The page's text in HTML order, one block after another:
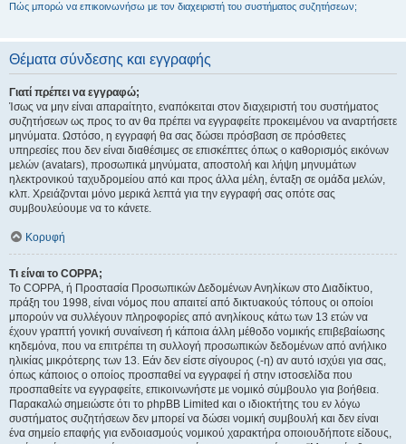
Πώς μπορώ να επικοινωνήσω με τον διαχειριστή του συστήματος συζητήσεων;
Θέματα σύνδεσης και εγγραφής
Γιατί πρέπει να εγγραφώ;
Ίσως να μην είναι απαραίτητο, εναπόκειται στον διαχειριστή του συστήματος
συζητήσεων ως προς το αν θα πρέπει να εγγραφείτε προκειμένου να αναρτήσετε
μηνύματα. Ωστόσο, η εγγραφή θα σας δώσει πρόσβαση σε πρόσθετες
υπηρεσίες που δεν είναι διαθέσιμες σε επισκέπτες όπως ο καθορισμός εικόνων
μελών (avatars), προσωπικά μηνύματα, αποστολή και λήψη μηνυμάτων
ηλεκτρονικού ταχυδρομείου από και προς άλλα μέλη, ένταξη σε ομάδα μελών,
κλπ. Χρειάζονται μόνο μερικά λεπτά για την εγγραφή σας οπότε σας
συμβουλεύουμε να το κάνετε.
Κορυφή
Τι είναι το COPPA;
Το COPPA, ή Προστασία Προσωπικών Δεδομένων Ανηλίκων στο Διαδίκτυο,
πράξη του 1998, είναι νόμος που απαιτεί από δικτυακούς τόπους οι οποίοι
μπορούν να συλλέγουν πληροφορίες από ανηλίκους κάτω των 13 ετών να
έχουν γραπτή γονική συναίνεση ή κάποια άλλη μέθοδο νομικής επιβεβαίωσης
κηδεμόνα, που να επιτρέπει τη συλλογή προσωπικών δεδομένων από ανήλικο
ηλικίας μικρότερης των 13. Εάν δεν είστε σίγουρος (-η) αν αυτό ισχύει για σας,
όπως κάποιος ο οποίος προσπαθεί να εγγραφεί ή στην ιστοσελίδα που
προσπαθείτε να εγγραφείτε, επικοινωνήστε με νομικό σύμβουλο για βοήθεια.
Παρακαλώ σημειώστε ότι το phpBB Limited και ο ιδιοκτήτης του εν λόγω
συστήματος συζητήσεων δεν μπορεί να δώσει νομική συμβουλή και δεν είναι
ένα σημείο επαφής για ενδοιασμούς νομικού χαρακτήρα οποιουδήποτε είδους,